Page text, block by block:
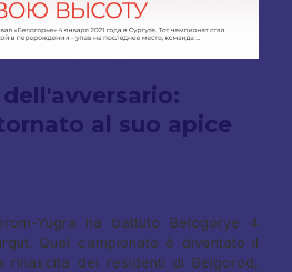
al suo apice
Yugra ha battuto Belogorye 4
Quel campionato è diventato il
rinascita dei residenti di Belgorod,